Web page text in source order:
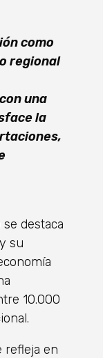
como
regional
con una
la
destaca
su
10.000
refleja en